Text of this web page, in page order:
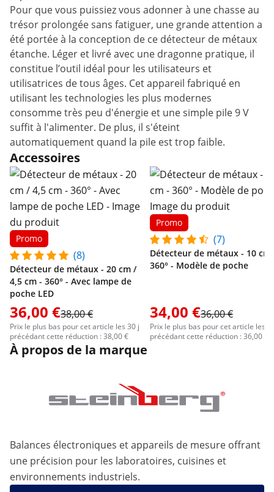
Pour que vous puissiez vous adonner à une chasse au
trésor prolongée sans fatiguer, une grande attention a
été portée à la conception de ce détecteur de métaux
étanche. Léger et livré avec une dragonne pratique, il
constitue l’outil idéal pour les utilisateurs et
utilisatrices de tous âges. Cet appareil fabriqué en
utilisant les technologies les plus modernes
consomme très peu d'énergie et une simple pile 9 V
suffit à l'alimenter. De plus, il s'éteint
automatiquement quand la pile est trop faible.
Accessoires
Promo
(8)
Détecteur de métaux - 20 cm /
4,5 cm - 360° - Avec lampe de
poche LED
36,00 €38,00 €
Prix le plus bas pour cet article les 30 j
précédant cette réduction : 38,00 €
Promo
(7)
Détecteur de métaux - 10 cm
360° - Modèle de poche
34,00 €36,00 €
Prix le plus bas pour cet article les
précédant cette réduction : 36,00 €
À propos de la marque
Balances électroniques et appareils de mesure offrant
une précision pour les laboratoires, cuisines et
environnements industriels.